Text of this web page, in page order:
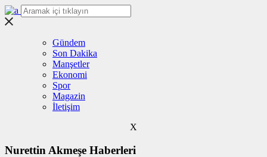
Gündem
Son Dakika
Manşetler
Ekonomi
Spor
Magazin
İletişim
X
Nurettin Akmeşe Haberleri